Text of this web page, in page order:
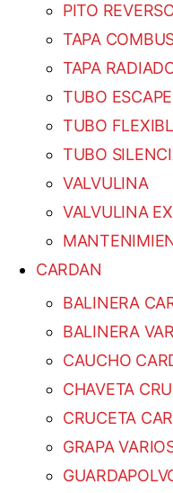
PITO
TAPA
TAPA
TUBO ESCAPE
TUBO
TUBO
VALVULINA
VALVULINA
CARDAN
BALINERA
BALINERA
CAUCHO
CHAVETA
CRUCETA
GRAPA